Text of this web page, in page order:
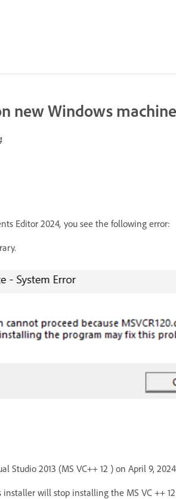
new Windows
Editor 2024, you see the following error:
Studio 2013 (MS VC++ 12 ) on April 9,
installer will stop installing the MS VC ++